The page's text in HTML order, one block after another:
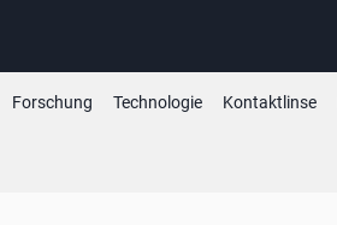
Forschung Technologie Kontaktlinse